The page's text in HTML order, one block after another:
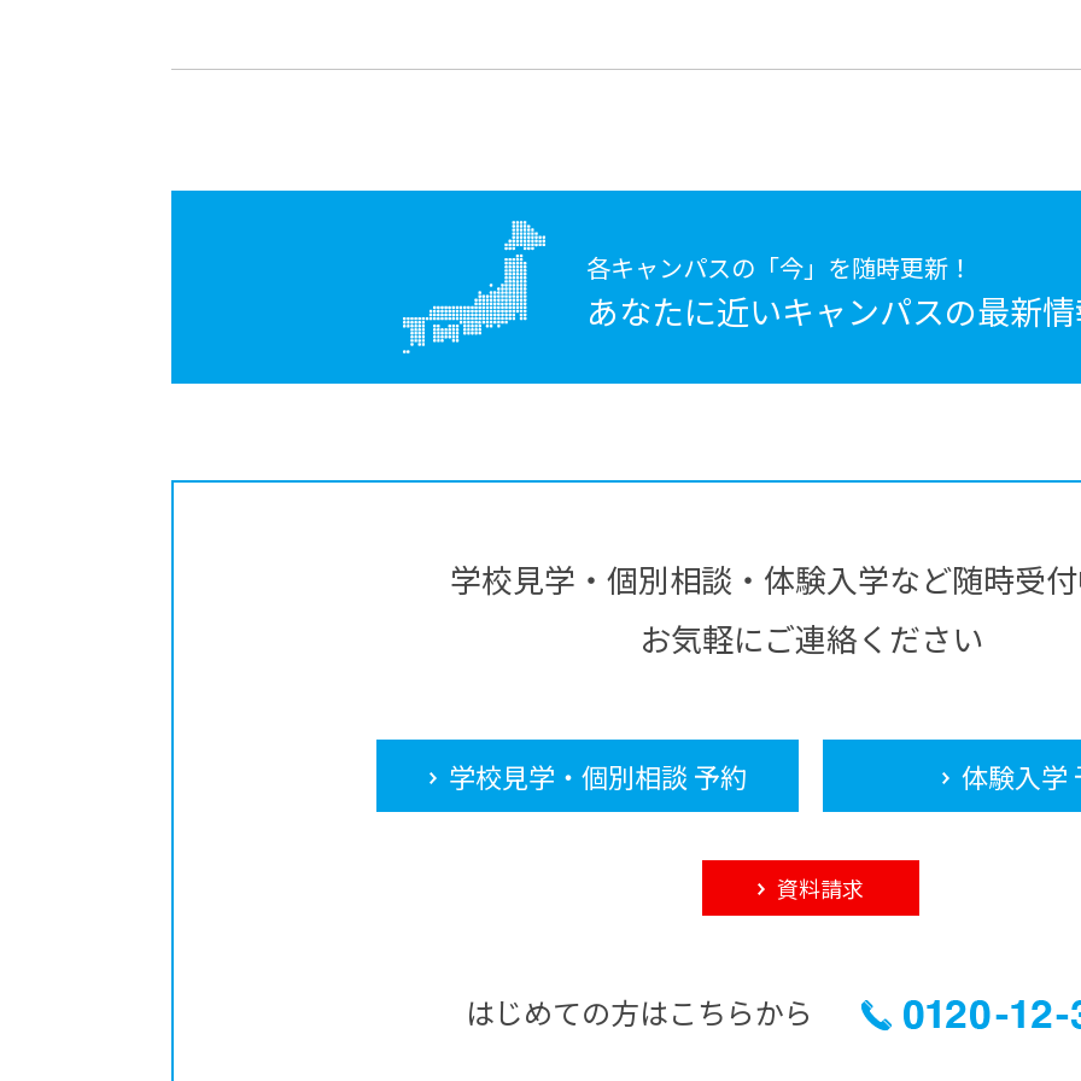
各キャンパスの「今」を随時更新！
あなたに近いキャンパスの最新
学校見学・個別相談・体験入学など随時受
お気軽にご連絡ください
学校見学・個別相談 予約 体験入学
資料請求
はじめての方はこちらから